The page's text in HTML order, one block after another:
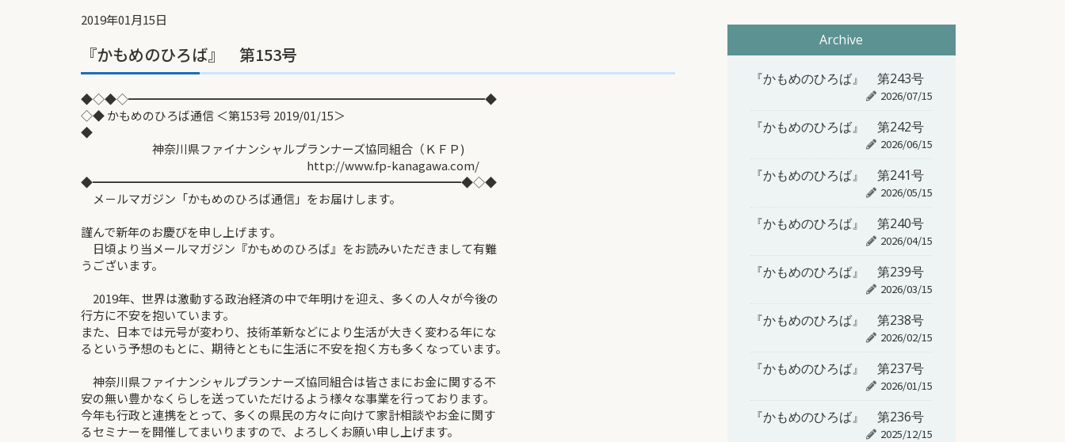
2019年01月15日
『かもめのひろば』 第153号
◆◇◆◇━━━━━━━━━━━━━━━━━━━━━━━━━━━━━━◆
◇◆ かもめのひろば通信 ＜第153号 2019/01/15＞
◆
神奈川県ファイナンシャルプランナーズ協同組合（ＫＦＰ)
http://www.fp-kanagawa.com/
◆━━━━━━━━━━━━━━━━━━━━━━━━━━━━━━━◆◇◆
メ－ルマガジン「かもめのひろば通信」をお届けします。
謹んで新年のお慶びを申し上げます。
日頃より当メールマガジン『かもめのひろば』をお読みいただきまして有難
うございます。
2019年、世界は激動する政治経済の中で年明けを迎え、多くの人々が今後の
行方に不安を抱いています。
また、日本では元号が変わり、技術革新などにより生活が大きく変わる年にな
るという予想のもとに、期待とともに生活に不安を抱く方も多くなっています。
神奈川県ファイナンシャルプランナーズ協同組合は皆さまにお金に関する不
安の無い豊かなくらしを送っていただけるよう様々な事業を行っております。
今年も行政と連携をとって、多くの県民の方々に向けて家計相談やお金に関す
るセミナーを開催してまいりますので、よろしくお願い申し上げます。
Archive
『かもめのひろば』 第243号
2026/07/15
『かもめのひろば』 第242号
2026/06/15
『かもめのひろば』 第241号
2026/05/15
『かもめのひろば』 第240号
2026/04/15
『かもめのひろば』 第239号
2026/03/15
『かもめのひろば』 第238号
2026/02/15
『かもめのひろば』 第237号
2026/01/15
『かもめのひろば』 第236号
2025/12/15